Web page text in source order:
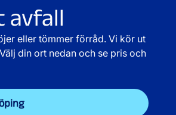
avfall
eller tömmer förråd. Vi kör ut
din ort nedan och se pris och